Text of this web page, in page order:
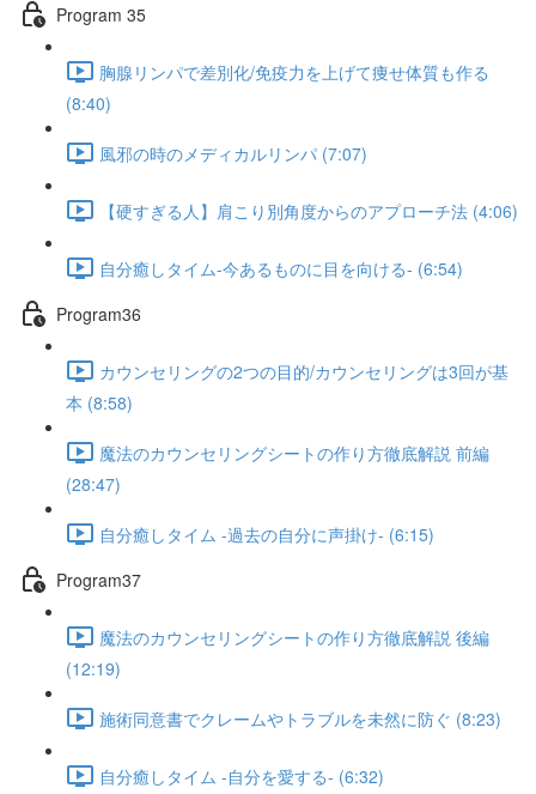
Program 35
胸腺リンパで差別化/免疫力を上げて痩せ体質も作る
(8:40)
風邪の時のメディカルリンパ (7:07)
【硬すぎる人】肩こり別角度からのアプローチ法 (4:06)
自分癒しタイム-今あるものに目を向ける- (6:54)
Program36
カウンセリングの2つの目的/カウンセリングは3回が基
本 (8:58)
魔法のカウンセリングシートの作り方徹底解説 前編
(28:47)
自分癒しタイム -過去の自分に声掛け- (6:15)
Program37
魔法のカウンセリングシートの作り方徹底解説 後編
(12:19)
施術同意書でクレームやトラブルを未然に防ぐ (8:23)
自分癒しタイム -自分を愛する- (6:32)